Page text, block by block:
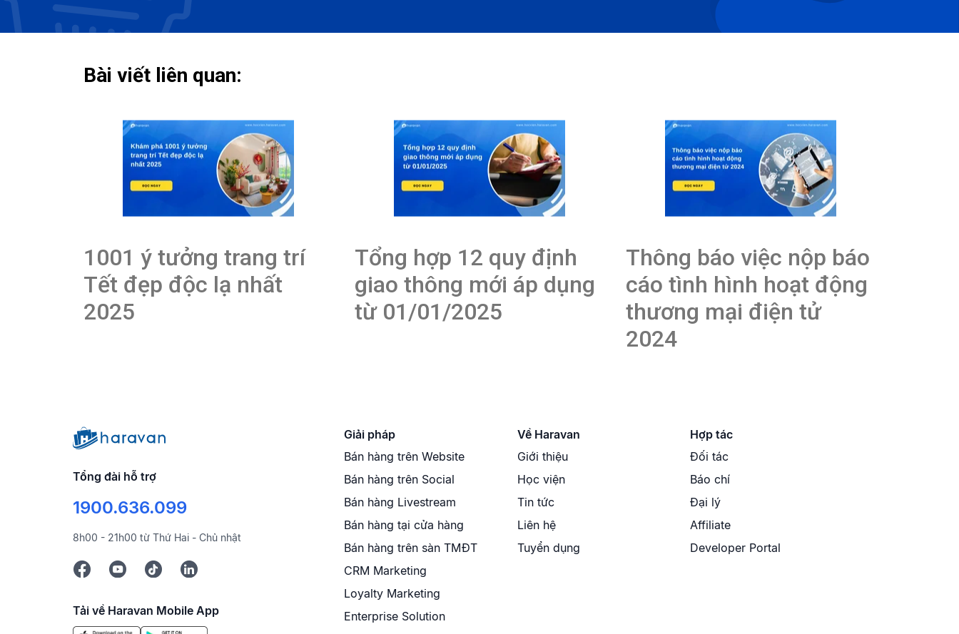
Bài viết liên quan:
1001 ý tưởng trang trí
Tết đẹp độc lạ nhất
2025
Tổng hợp 12 quy định
giao thông mới áp dụng
từ 01/01/2025
Thông báo việc nộp báo
cáo tình hình hoạt động
thương mại điện tử
2024
Tổng đài hỗ trợ
1900.636.099
8h00 - 21h00 từ Thứ Hai - Chủ nhật
Tải về Haravan Mobile App
Giải pháp
Bán hàng trên Website
Bán hàng trên Social
Bán hàng Livestream
Bán hàng tại cửa hàng
Bán hàng trên sàn TMĐT
CRM Marketing
Loyalty Marketing
Enterprise Solution
Về Haravan
Giới thiệu
Học viện
Tin tức
Liên hệ
Tuyển dụng
Hợp tác
Đối tác
Báo chí
Đại lý
Affiliate
Developer Portal